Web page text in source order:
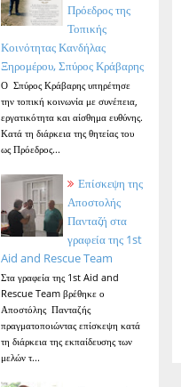
Πρόεδρος της
Τοπικής
Κοινότητας Κανδήλας
Ξηρομέρου, Σπύρος Κράβαρης
Ο Σπύρος Κράβαρης υπηρέτησε
την τοπική κοινωνία με συνέπεια,
εργατικότητα και αίσθημα ευθύνης.
Κατά τη διάρκεια της θητείας του
ως Πρόεδρος...
Επίσκεψη της
Αποστολής
Πανταζή στα
γραφεία της 1st
Aid and Rescue Team
Στα γραφεία της 1st Aid and
Rescue Team βρέθηκε ο
Αποστόλης Πανταζής
πραγματοποιώντας επίσκεψη κατά
τη διάρκεια της εκπαίδευσης των
μελών τ...